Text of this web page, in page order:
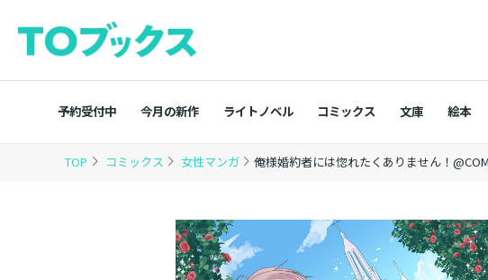
予約受付中 今月の新作 ライトノベル コミックス 文庫 絵本
TOP コミックス 女性マンガ 俺様婚約者には惚れたくありません！